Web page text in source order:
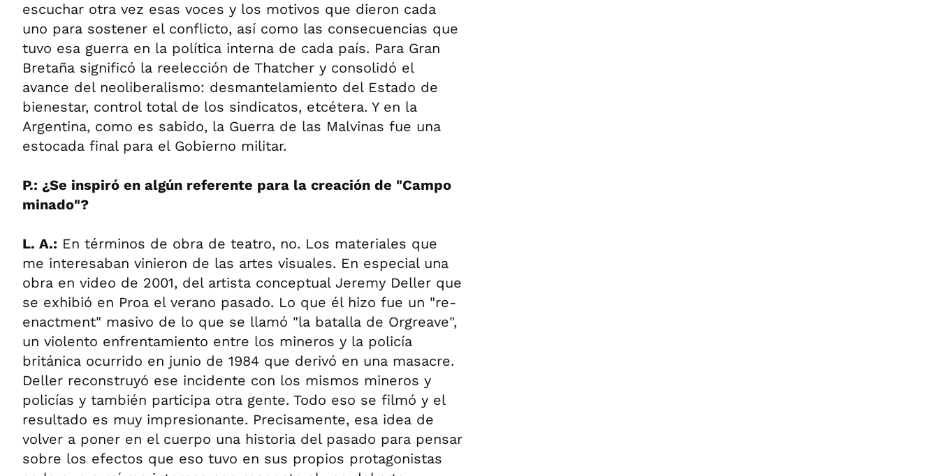
escuchar otra vez esas voces y los motivos que dieron cada
uno para sostener el conflicto, así como las consecuencias que
tuvo esa guerra en la política interna de cada país. Para Gran
Bretaña significó la reelección de Thatcher y consolidó el
avance del neoliberalismo: desmantelamiento del Estado de
bienestar, control total de los sindicatos, etcétera. Y en la
Argentina, como es sabido, la Guerra de las Malvinas fue una
estocada final para el Gobierno militar.
P.: ¿Se inspiró en algún referente para la creación de "Campo
minado"?
L. A.: En términos de obra de teatro, no. Los materiales que
me interesaban vinieron de las artes visuales. En especial una
obra en video de 2001, del artista conceptual Jeremy Deller que
se exhibió en Proa el verano pasado. Lo que él hizo fue un "re-
enactment" masivo de lo que se llamó "la batalla de Orgreave",
un violento enfrentamiento entre los mineros y la policía
británica ocurrido en junio de 1984 que derivó en una masacre.
Deller reconstruyó ese incidente con los mismos mineros y
policías y también participa otra gente. Todo eso se filmó y el
resultado es muy impresionante. Precisamente, esa idea de
volver a poner en el cuerpo una historia del pasado para pensar
sobre los efectos que eso tuvo en sus propios protagonistas